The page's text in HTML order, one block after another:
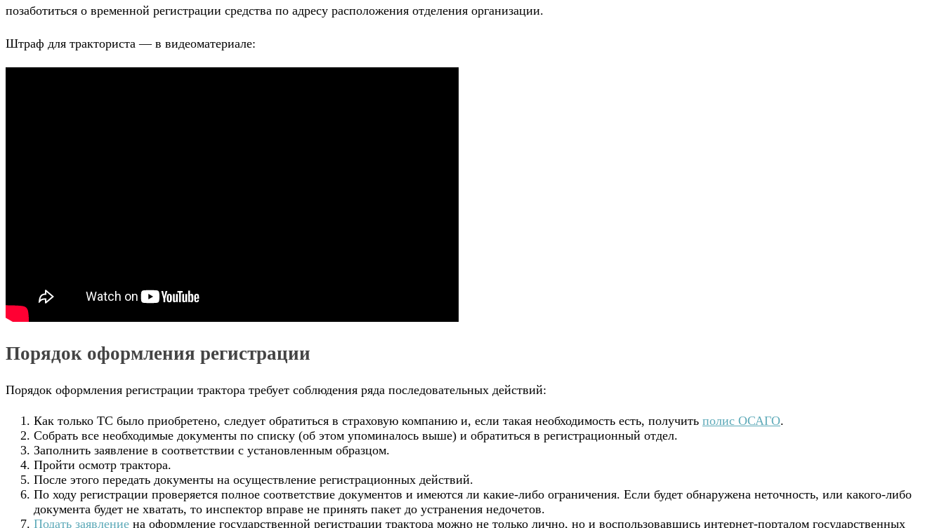
позаботиться о временной регистрации средства по адресу расположения отделения организации.
Штраф для тракториста — в видеоматериале:
Порядок оформления регистрации
Порядок оформления регистрации трактора требует соблюдения ряда последовательных действий:
Как только ТС было приобретено, следует обратиться в страховую компанию и, если такая необходимость есть, получить полис ОСАГО.
Собрать все необходимые документы по списку (об этом упоминалось выше) и обратиться в регистрационный отдел.
Заполнить заявление в соответствии с установленным образцом.
Пройти осмотр трактора.
После этого передать документы на осуществление регистрационных действий.
По ходу регистрации проверяется полное соответствие документов и имеются ли какие-либо ограничения. Если будет обнаружена неточность, или какого-либо
документа будет не хватать, то инспектор вправе не принять пакет до устранения недочетов.
Подать заявление на оформление государственной регистрации трактора можно не только лично, но и воспользовавшись интернет-порталом государственных